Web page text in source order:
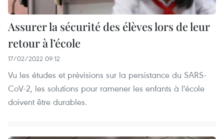
Assurer la sécurité des élèves lors de leur
retour à l’école
17/02/2022 09:12
Vu les études et prévisions sur la persistance du SARS-
CoV-2, les solutions pour ramener les enfants à l'école
doivent être durables.